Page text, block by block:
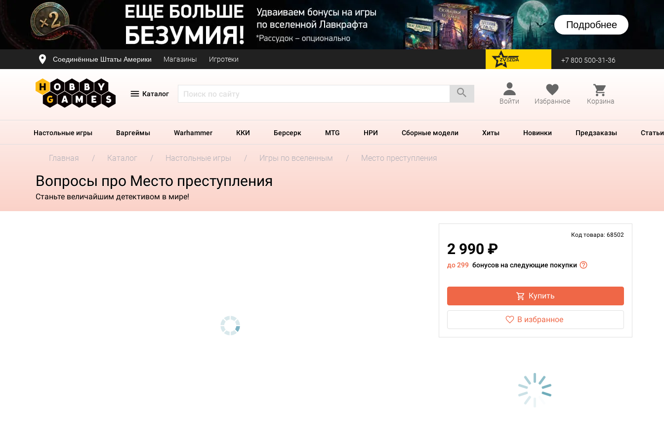
Подробнее
Соединённые Штаты Америки Магазины Игротеки перейти на Zvezda +7 800 500-31-36
Каталог
Войти
Избранное Корзина
Настольные игры Варгеймы Warhammer ККИ Берсерк MTG НРИ Сборные модели Хиты Новинки Предзаказы Статьи
Главная Каталог Настольные игры Игры по вселенным Место преступления
Вопросы про Место преступления
Станьте величайшим детективом в мире!
Код товара: 68502
2 990 ₽
до 299 бонусов на следующие покупки
Купить
В избранное